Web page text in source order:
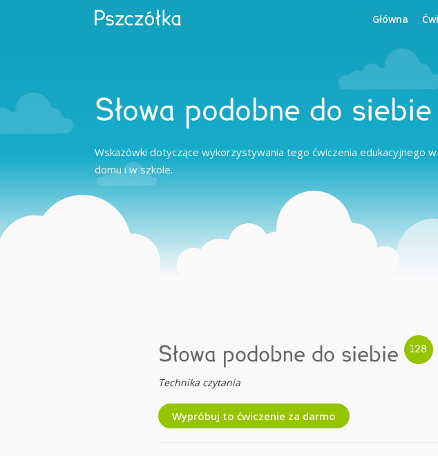
Główna
Słowa podobne do siebie
Wskazówki dotyczące wykorzystywania tego ćwiczenia edukacyjnego w
domu i w szkole.
Słowa podobne do siebie
Technika czytania
Wypróbuj to ćwiczenie za darmo